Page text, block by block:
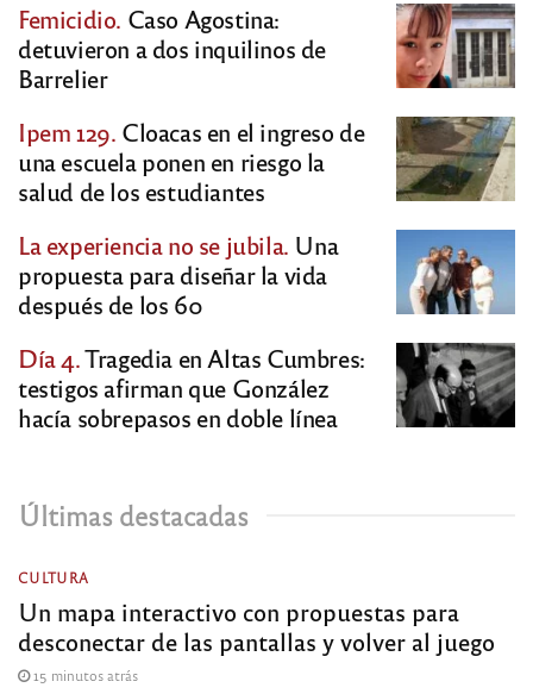
Femicidio. Caso Agostina:
detuvieron a dos inquilinos de
Barrelier
Ipem 129. Cloacas en el ingreso de
una escuela ponen en riesgo la
salud de los estudiantes
La experiencia no se jubila. Una
propuesta para diseñar la vida
después de los 60
Día 4.Tragedia en Altas Cumbres:
testigos afirman que González
hacía sobrepasos en doble línea
Últimas destacadas
CULTURA
Un mapa interactivo con propuestas para
desconectar de las pantallas y volver al juego
15 minutos atrás